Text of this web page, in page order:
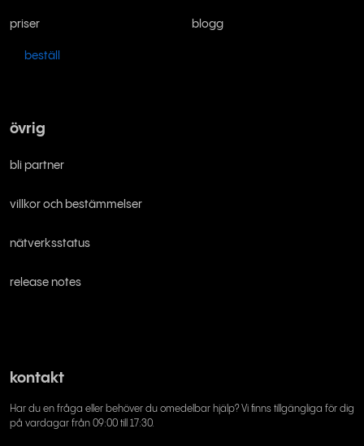
priser
beställ
blogg
övrig
bli partner
villkor och bestämmelser
nätverksstatus
release notes
kontakt
Har du en fråga eller behöver du omedelbar hjälp? Vi finns tillgängliga för dig
på vardagar från 09:00 till 17:30.